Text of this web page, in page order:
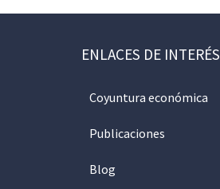
ENLACES DE INTERÉS
Coyuntura económica
Publicaciones
Blog